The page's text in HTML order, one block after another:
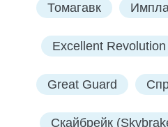
Томагавк
Excellent Revolution
Great Guard
Скайбрейк